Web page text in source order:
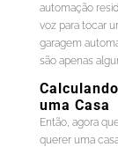
automação
voz para tocar
garagem
são apenas
uma Casa
Então, agora
querer uma